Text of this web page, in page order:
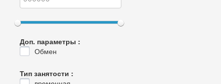
Доп. параметры :
Обмен
Тип занятости :